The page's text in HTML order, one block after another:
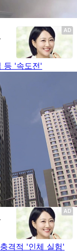
등 '속도전'
격적 '인체 실험'